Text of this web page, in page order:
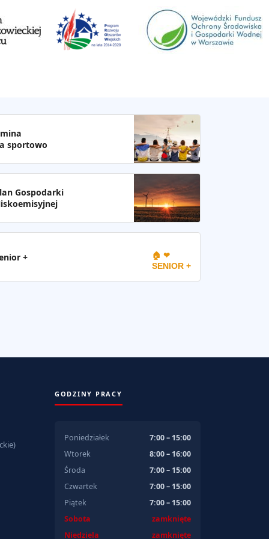
sportowo
Gospodarki
+ 🏠 ❤
SENIOR +
GODZINY PRACY
Poniedziałek
7:00 – 15:00
Wtorek
8:00 – 16:00
Środa
7:00 – 15:00
Czwartek
7:00 – 15:00
Piątek
7:00 – 15:00
Sobota
zamknięte
Niedziela
zamknięte